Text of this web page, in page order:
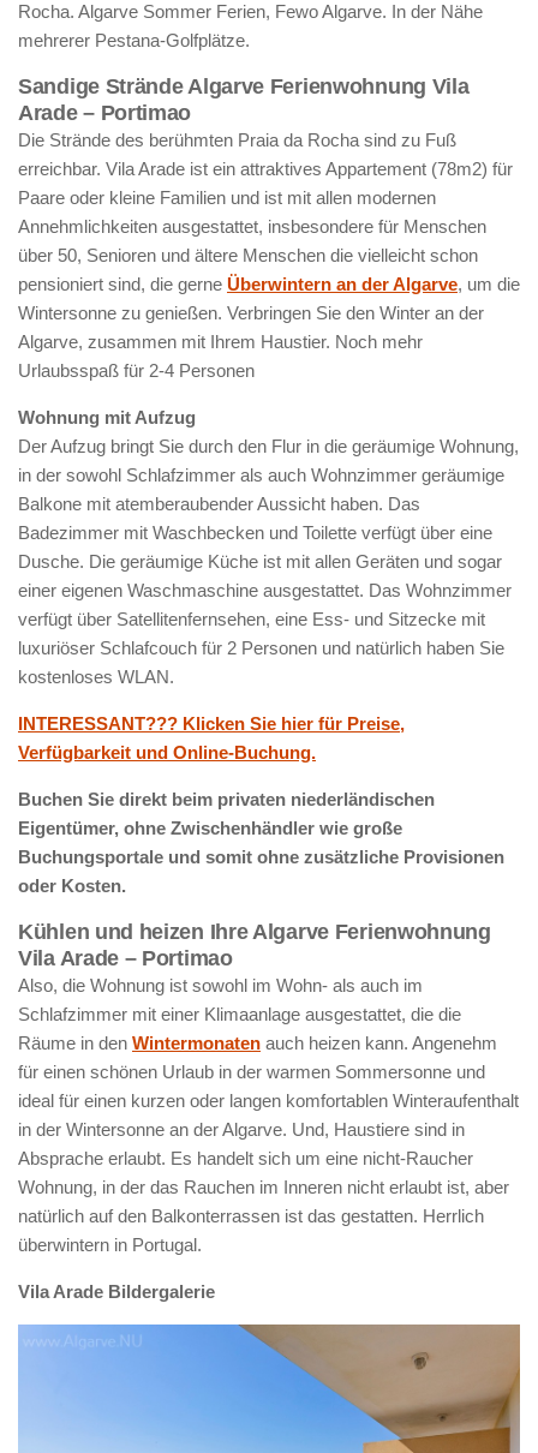
Rocha. Algarve Sommer Ferien, Fewo Algarve. In der Nähe
mehrerer Pestana-Golfplätze.
Sandige Strände Algarve Ferienwohnung Vila
Arade – Portimao
Die Strände des berühmten Praia da Rocha sind zu Fuß
erreichbar. Vila Arade ist ein attraktives Appartement (78m2) für
Paare oder kleine Familien und ist mit allen modernen
Annehmlichkeiten ausgestattet, insbesondere für Menschen
über 50, Senioren und ältere Menschen die vielleicht schon
pensioniert sind, die gerne Überwintern an der Algarve, um die
Wintersonne zu genießen. Verbringen Sie den Winter an der
Algarve, zusammen mit Ihrem Haustier. Noch mehr
Urlaubsspaß für 2-4 Personen
Wohnung mit Aufzug
Der Aufzug bringt Sie durch den Flur in die geräumige Wohnung,
in der sowohl Schlafzimmer als auch Wohnzimmer geräumige
Balkone mit atemberaubender Aussicht haben. Das
Badezimmer mit Waschbecken und Toilette verfügt über eine
Dusche. Die geräumige Küche ist mit allen Geräten und sogar
einer eigenen Waschmaschine ausgestattet. Das Wohnzimmer
verfügt über Satellitenfernsehen, eine Ess- und Sitzecke mit
luxuriöser Schlafcouch für 2 Personen und natürlich haben Sie
kostenloses WLAN.
INTERESSANT??? Klicken Sie hier für Preise,
Verfügbarkeit und Online-Buchung.
Buchen Sie direkt beim privaten niederländischen
Eigentümer, ohne Zwischenhändler wie große
Buchungsportale und somit ohne zusätzliche Provisionen
oder Kosten.
Kühlen und heizen Ihre Algarve Ferienwohnung
Vila Arade – Portimao
Also, die Wohnung ist sowohl im Wohn- als auch im
Schlafzimmer mit einer Klimaanlage ausgestattet, die die
Räume in den Wintermonaten auch heizen kann. Angenehm
für einen schönen Urlaub in der warmen Sommersonne und
ideal für einen kurzen oder langen komfortablen Winteraufenthalt
in der Wintersonne an der Algarve. Und, Haustiere sind in
Absprache erlaubt. Es handelt sich um eine nicht-Raucher
Wohnung, in der das Rauchen im Inneren nicht erlaubt ist, aber
natürlich auf den Balkonterrassen ist das gestatten. Herrlich
überwintern in Portugal.
Vila Arade Bildergalerie